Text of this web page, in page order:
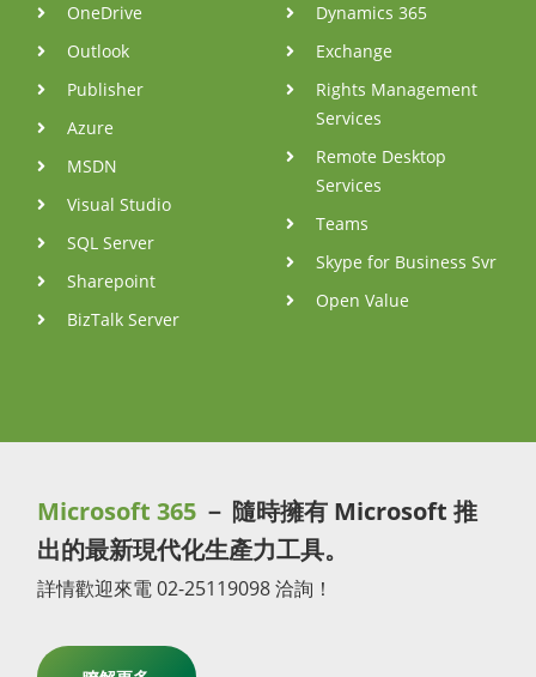
OneDrive
Outlook
Publisher
Azure
MSDN
Visual Studio
SQL Server
Sharepoint
BizTalk Server
Dynamics 365
Exchange
Rights Management
Services
Remote Desktop
Services
Teams
Skype for Business Svr
Open Value
Microsoft 365 － 隨時擁有 Microsoft 推
出的最新現代化生產力工具。
詳情歡迎來電 02-25119098 洽詢！